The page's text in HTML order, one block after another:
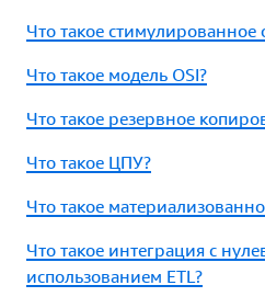
Что такое стимулированное
Что такое модель OSI?
Что такое резервное
Что такое ЦПУ?
Что такое
Что такое интеграция с
использованием ETL?